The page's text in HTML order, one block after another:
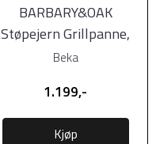
BARBARY&OAK
Støpejern Grillpanne,
26cm, Kremhvit
Beka
1.199,-
Kjøp